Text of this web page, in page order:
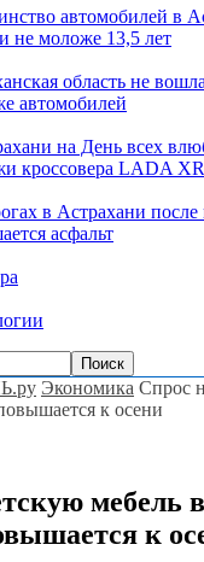
автомобилей в
не моложе 13,5 лет
область не
автомобилей
на День всех
кроссовера LADA
в Астрахани после
асфальт
Экономика Спрос
к осени
мебель
к